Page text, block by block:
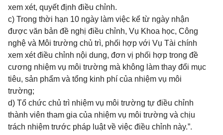
xem xét, quyết định điều chỉnh.
c) Trong thời hạn 10 ngày làm việc kể từ ngày nhận
được văn bản đề nghị điều chỉnh, Vụ Khoa học, Công
nghệ và Môi trường chủ trì, phối hợp với Vụ Tài chính
xem xét điều chỉnh nội dung, đơn vị phối hợp trong đề
cương nhiệm vụ môi trường mà không làm thay đổi mục
tiêu, sản phẩm và tổng kinh phí của nhiệm vụ môi
trường;
d) Tổ chức chủ trì nhiệm vụ môi trường tự điều chỉnh
thành viên tham gia của nhiệm vụ môi trường và chịu
trách nhiệm trước pháp luật về việc điều chỉnh này.”.